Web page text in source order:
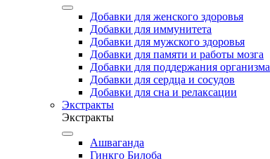
Добавки для женского здоровья
Добавки для иммунитета
Добавки для мужского здоровья
Добавки для памяти и работы мозга
Добавки для поддержания организма
Добавки для сердца и сосудов
Добавки для сна и релаксации
Экстракты
Экстракты
Ашваганда
Гинкго Билоба